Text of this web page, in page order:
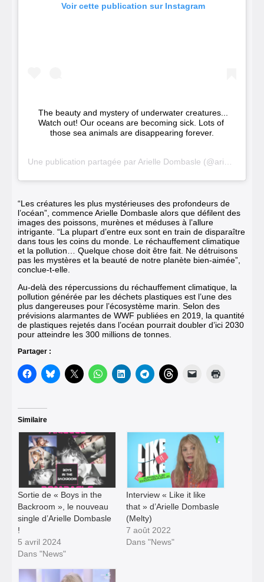
Voir cette publication sur Instagram
The beauty and mystery of underwater creatures...
Watch out! Our oceans are becoming sick. Lots of
those sea animals are disappearing forever.
Une publication partagée par Arielle Dombasle (@arielledombasleofficiel) le
“Les créatures les plus mystérieuses des profondeurs de
l’océan”, commence Arielle Dombasle alors que défilent des
images des poissons, murènes et méduses à l’allure
intrigante. “La plupart d’entre eux sont en train de disparaître
dans tous les coins du monde. Le réchauffement climatique
et la pollution… Quelque chose doit être fait. Ne détruisons
pas les mystères et la beauté de notre planète bien-aimée”,
conclue-t-elle.
Au-delà des répercussions du réchauffement climatique, la
pollution générée par les déchets plastiques est l’une des
plus dangereuses pour l’écosystème marin. Selon des
prévisions alarmantes de WWF publiées en 2019 , la quantité
de plastiques rejetés dans l’océan pourrait doubler d’ici 2030
pour atteindre les 300 millions de tonnes.
Partager :
Similaire
Sortie de « Boys in the
Backroom », le nouveau
single d’Arielle Dombasle
!
5 avril 2024
Dans "News"
Interview « Like it like
that » d’Arielle Dombasle
(Melty)
7 août 2022
Dans "News"